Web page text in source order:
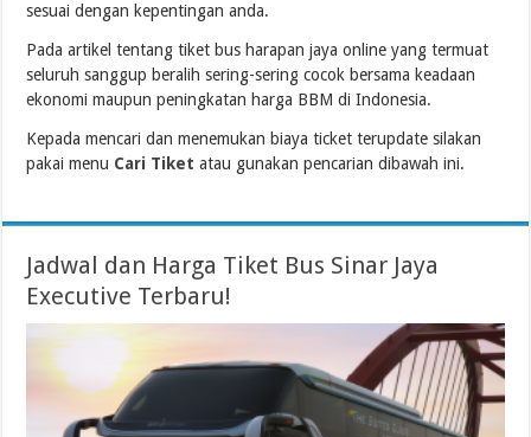
sesuai dengan kepentingan anda.
Pada artikel tentang tiket bus harapan jaya online yang termuat
seluruh sanggup beralih sering-sering cocok bersama keadaan
ekonomi maupun peningkatan harga BBM di Indonesia.
Kepada mencari dan menemukan biaya ticket terupdate silakan
pakai menu Cari Tiket atau gunakan pencarian dibawah ini.
Jadwal dan Harga Tiket Bus Sinar Jaya
Executive Terbaru!